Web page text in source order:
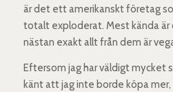
är det ett amerikanskt företag
totalt exploderat. Mest kända är
nästan exakt allt från dem är
Eftersom jag har väldigt mycket
känt att jag inte borde köpa